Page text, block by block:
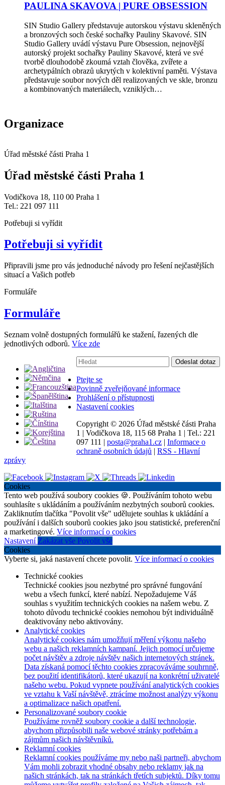
PAULINA SKAVOVA | PURE OBSESSION
SIN Studio Gallery představuje autorskou výstavu skleněných
a bronzových soch české sochařky Pauliny Skavové. SIN
Studio Gallery uvádí výstavu Pure Obsession, nejnovější
autorský projekt sochařky Pauliny Skavové, která ve své
tvorbě dlouhodobě zkoumá vztah člověka, zvířete a
archetypálních obrazů ukrytých v kolektivní paměti. Výstava
představuje soubor nových děl realizovaných ve skle, bronzu
a kombinovaných materiálech, vzniklých…
Organizace
Úřad městské části Praha 1
Úřad městské části Praha 1
Vodičkova 18, 110 00 Praha 1
Tel.: 221 097 111
Potřebuji si vyřídit
Potřebuji si vyřídit
Připravili jsme pro vás jednoduché návody pro řešení nejčastějších
situací a Vašich potřeb
Formuláře
Formuláře
Seznam volně dostupných formulářů ke stažení, řazených dle
jednotlivých odborů. Více zde
Vyhledávání:
Odeslat dotaz
Ptejte se
Povinně zveřejňované informace
Prohlášení o přístupnosti
Nastavení cookies
Copyright © 2026 Úřad městské části Praha
1 | Vodičkova 18, 115 68 Praha 1 | Tel.: 221
097 111 | posta@praha1.cz | Informace o
ochraně osobních údajů | RSS - Hlavní
zprávy
Cookies
Tento web používá soubory cookies 🍪. Používáním tohoto webu
souhlasíte s ukládáním a používáním nezbytných souborů cookies.
Zakliknutím tlačítka "Povolit vše" udělujete souhlas k ukládání a
používání i dalších souborů cookies jako jsou statistické, preferenční
a marketingové. Více informací o cookies
Nastavení Zakázat vše Povolit vše
Cookies
Vyberte si, jaká nastavení chcete povolit. Více informací o cookies
Technické cookies
Technické cookies jsou nezbytné pro správné fungování
webu a všech funkcí, které nabízí. Nepožadujeme Váš
souhlas s využitím technických cookies na našem webu. Z
tohoto důvodu technické cookies nemohou být individuálně
deaktivovány nebo aktivovány.
Analytické cookies
Analytické cookies nám umožňují měření výkonu našeho
webu a našich reklamních kampaní. Jejich pomocí určujeme
počet návštěv a zdroje návštěv našich internetových stránek.
Data získaná pomocí těchto cookies zpracováváme souhrnně,
bez použití identifikátorů, které ukazují na konkrétní uživatelé
našeho webu. Pokud vypnete používání analytických cookies
ve vztahu k Vaší návštěvě, ztrácíme možnost analýzy výkonu
a optimalizace našich opatření.
Personalizované soubory cookie
Používáme rovněž soubory cookie a další technologie,
abychom přizpůsobili naše webové stránky potřebám a
zájmům našich návštěvníků.
Reklamní cookies
Reklamní cookies používáme my nebo naši partneři, abychom
Vám mohli zobrazit vhodné obsahy nebo reklamy jak na
našich stránkách, tak na stránkách třetích subjektů. Díky tomu